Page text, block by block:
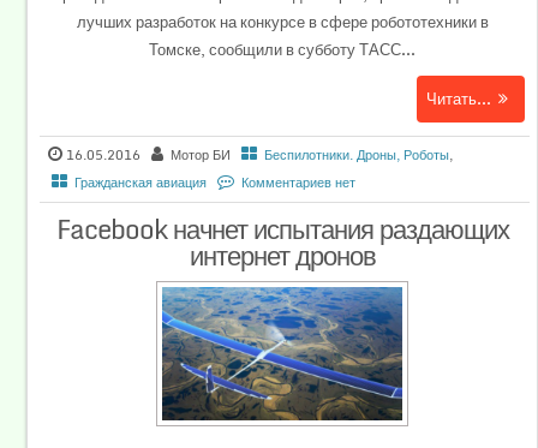
лучших разработок на конкурсе в сфере робототехники в
Томске, сообщили в субботу ТАСС...
Читать...
16.05.2016 Мотор БИ Беспилотники. Дроны, Роботы,
Гражданская авиация
Комментариев нет
Facebook начнет испытания раздающих
интернет дронов